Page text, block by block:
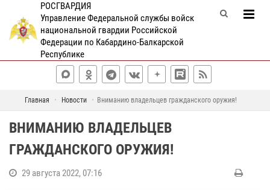
РОСГВАРДИЯ
Управление Федеральной службы войск
национальной гвардии Российской
Федерации по Кабардино-Балкарской
Республике
Главная Новости Вниманию владельцев гражданского оружия!
ВНИМАНИЮ ВЛАДЕЛЬЦЕВ
ГРАЖДАНСКОГО ОРУЖИЯ!
29 августа 2022, 07:16